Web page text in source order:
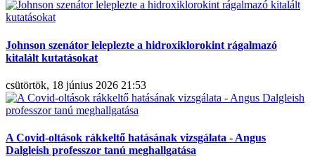
Johnson szenátor leleplezte a hidroxiklorokint rágalmazó
kitalált kutatásokat
csütörtök, 18 június 2026 21:53
A Covid-oltások rákkeltő hatásának vizsgálata - Angus
Dalgleish professzor tanú meghallgatása